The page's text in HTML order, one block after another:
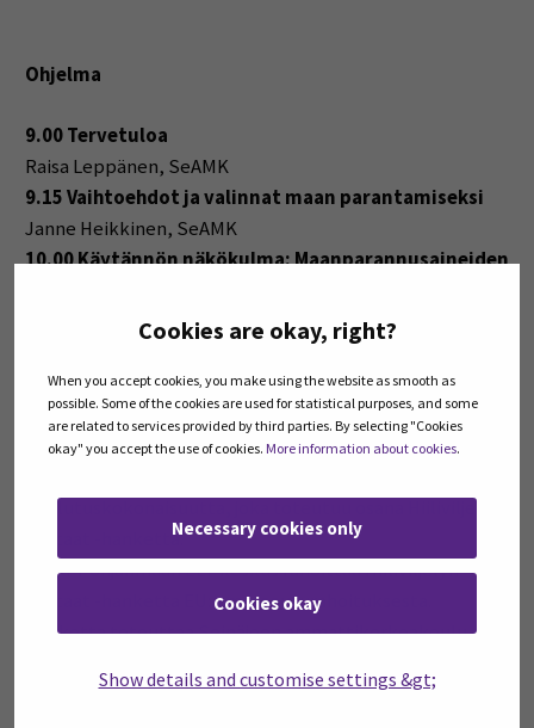
Cookies are okay, right?
When you accept cookies, you make using the website as smooth as
possible. Some of the cookies are used for statistical purposes, and some
are related to services provided by third parties. By selecting "Cookies
okay" you accept the use of cookies. More information about cookies.
Necessary cookies only
Cookies okay
Show details and customise settings &gt;
Ohjelma
9.00 Tervetuloa
Raisa Leppänen, SeAMK
9.15 Vaihtoehdot ja valinnat maan parantamiseksi
Janne Heikkinen, SeAMK
10.00 Käytännön näkökulma: Maanparannusaineiden
Heikki Vehkaoja, viljelijä
koulutuskokonaisuutta, joka toteutuu osana Hiiliviljelyn
portaat -hanketta.
Etelä-Pohjanmaan ELY-keskus rahoittaa Hiiliviljelyn
portaat -hanketta EU:n maaseuturahoituksesta.
Hanketta toteuttaa Seinäjoen ammattikorkeakoulu.